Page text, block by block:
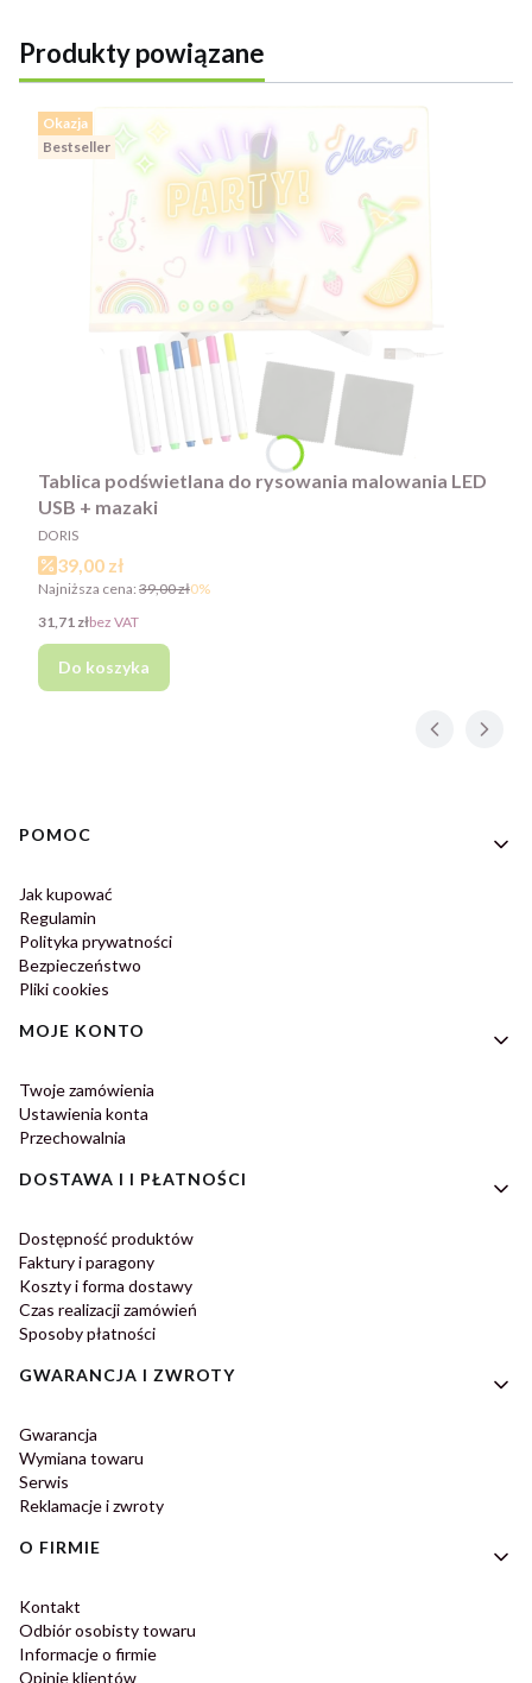
Produkty powiązane
Okazja
Bestseller
Tablica podświetlana do rysowania malowania LED
USB + mazaki
PRODUCENT
DORIS
Cena promocyjna
39,00 zł
Najniższa cena: 39,00 zł0%
Cena
31,71 złbez VAT
Do koszyka
Linki w stopce
POMOC
Jak kupować
Regulamin
Polityka prywatności
Bezpieczeństwo
Pliki cookies
MOJE KONTO
Twoje zamówienia
Ustawienia konta
Przechowalnia
DOSTAWA I I PŁATNOŚCI
Dostępność produktów
Faktury i paragony
Koszty i forma dostawy
Czas realizacji zamówień
Sposoby płatności
GWARANCJA I ZWROTY
Gwarancja
Wymiana towaru
Serwis
Reklamacje i zwroty
O FIRMIE
Kontakt
Odbiór osobisty towaru
Informacje o firmie
Opinie klientów